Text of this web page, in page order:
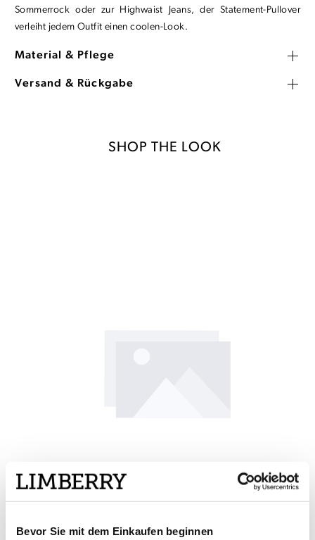
Bevor Sie mit dem Einkaufen beginnen
Sommerrock oder zur Highwaist Jeans, der Statement-Pullover
verleiht jedem Outfit einen coolen-Look.
Material & Pflege
Versand & Rückgabe
SHOP THE LOOK